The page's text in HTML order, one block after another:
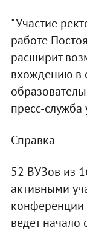
"Участие
работе
расширит
вхождению в
пресс-служба
Справка
52 ВУЗов из
активными
конференции
ведет начало